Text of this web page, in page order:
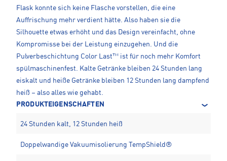
Flask konnte sich keine Flasche vorstellen, die eine
Auffrischung mehr verdient hätte. Also haben sie die
Silhouette etwas erhöht und das Design vereinfacht, ohne
Kompromisse bei der Leistung einzugehen. Und die
Pulverbeschichtung Color Last™ ist für noch mehr Komfort
spülmaschinenfest. Kalte Getränke bleiben 24 Stunden lang
eiskalt und heiße Getränke bleiben 12 Stunden lang dampfend
heiß – also alles wie gehabt.
PRODUKTEIGENSCHAFTEN
24 Stunden kalt, 12 Stunden heiß
Doppelwandige Vakuumisolierung TempShield®️